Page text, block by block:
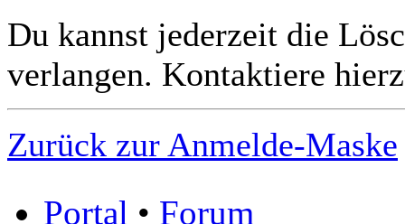
Du kannst jederzeit die
verlangen. Kontaktiere
Zurück zur Anmelde-Maske
Portal • Forum